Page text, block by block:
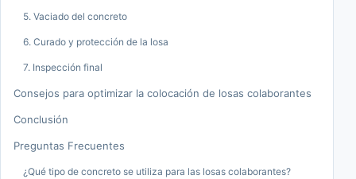
5. Vaciado del concreto
6. Curado y protección de la losa
7. Inspección final
Consejos para optimizar la colocación de losas colaborantes
Conclusión
Preguntas Frecuentes
¿Qué tipo de concreto se utiliza para las losas colaborantes?